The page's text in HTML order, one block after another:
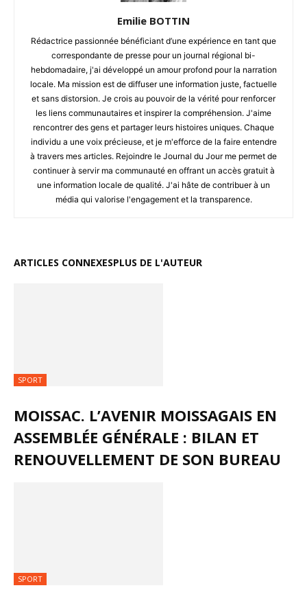
Emilie BOTTIN
Rédactrice passionnée bénéficiant d’une expérience en tant que
correspondante de presse pour un journal régional bi-
hebdomadaire, j'ai développé un amour profond pour la narration
locale. Ma mission est de diffuser une information juste, factuelle
et sans distorsion. Je crois au pouvoir de la vérité pour renforcer
les liens communautaires et inspirer la compréhension. J'aime
rencontrer des gens et partager leurs histoires uniques. Chaque
individu a une voix précieuse, et je m'efforce de la faire entendre
à travers mes articles. Rejoindre le Journal du Jour me permet de
continuer à servir ma communauté en offrant un accès gratuit à
une information locale de qualité. J'ai hâte de contribuer à un
média qui valorise l'engagement et la transparence.
ARTICLES CONNEXESPLUS DE L'AUTEUR
SPORT
MOISSAC. L’AVENIR MOISSAGAIS EN
ASSEMBLÉE GÉNÉRALE : BILAN ET
RENOUVELLEMENT DE SON BUREAU
SPORT